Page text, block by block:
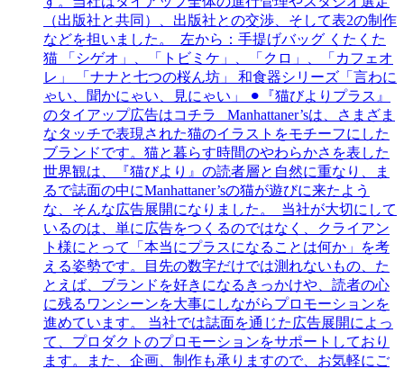
（出版社と共同）、出版社との交渉、そして表2の制作
などを担いました。 左から：手提げバッグ くたくた
猫 「シゲオ」、「トビミケ」、「クロ」、「カフェオ
レ」 「ナナと七つの桜ん坊」 和食器シリーズ「言わに
ゃい、聞かにゃい、見にゃい」 ⚫︎『猫びよりプラス』
のタイアップ広告はコチラ Manhattaner’sは、さまざま
なタッチで表現された猫のイラストをモチーフにした
ブランドです。猫と暮らす時間のやわらかさを表した
世界観は、『猫びより』の読者層と自然に重なり、ま
るで誌面の中にManhattaner’sの猫が遊びに来たよう
な、そんな広告展開になりました。 当社が大切にして
いるのは、単に広告をつくるのではなく、クライアン
ト様にとって「本当にプラスになることは何か」を考
える姿勢です。目先の数字だけでは測れないもの、た
とえば、ブランドを好きになるきっかけや、読者の心
に残るワンシーンを大事にしながらプロモーションを
進めています。 当社では誌面を通じた広告展開によっ
て、プロダクトのプロモーションをサポートしており
ます。また、企画、制作も承りますので、お気軽にご